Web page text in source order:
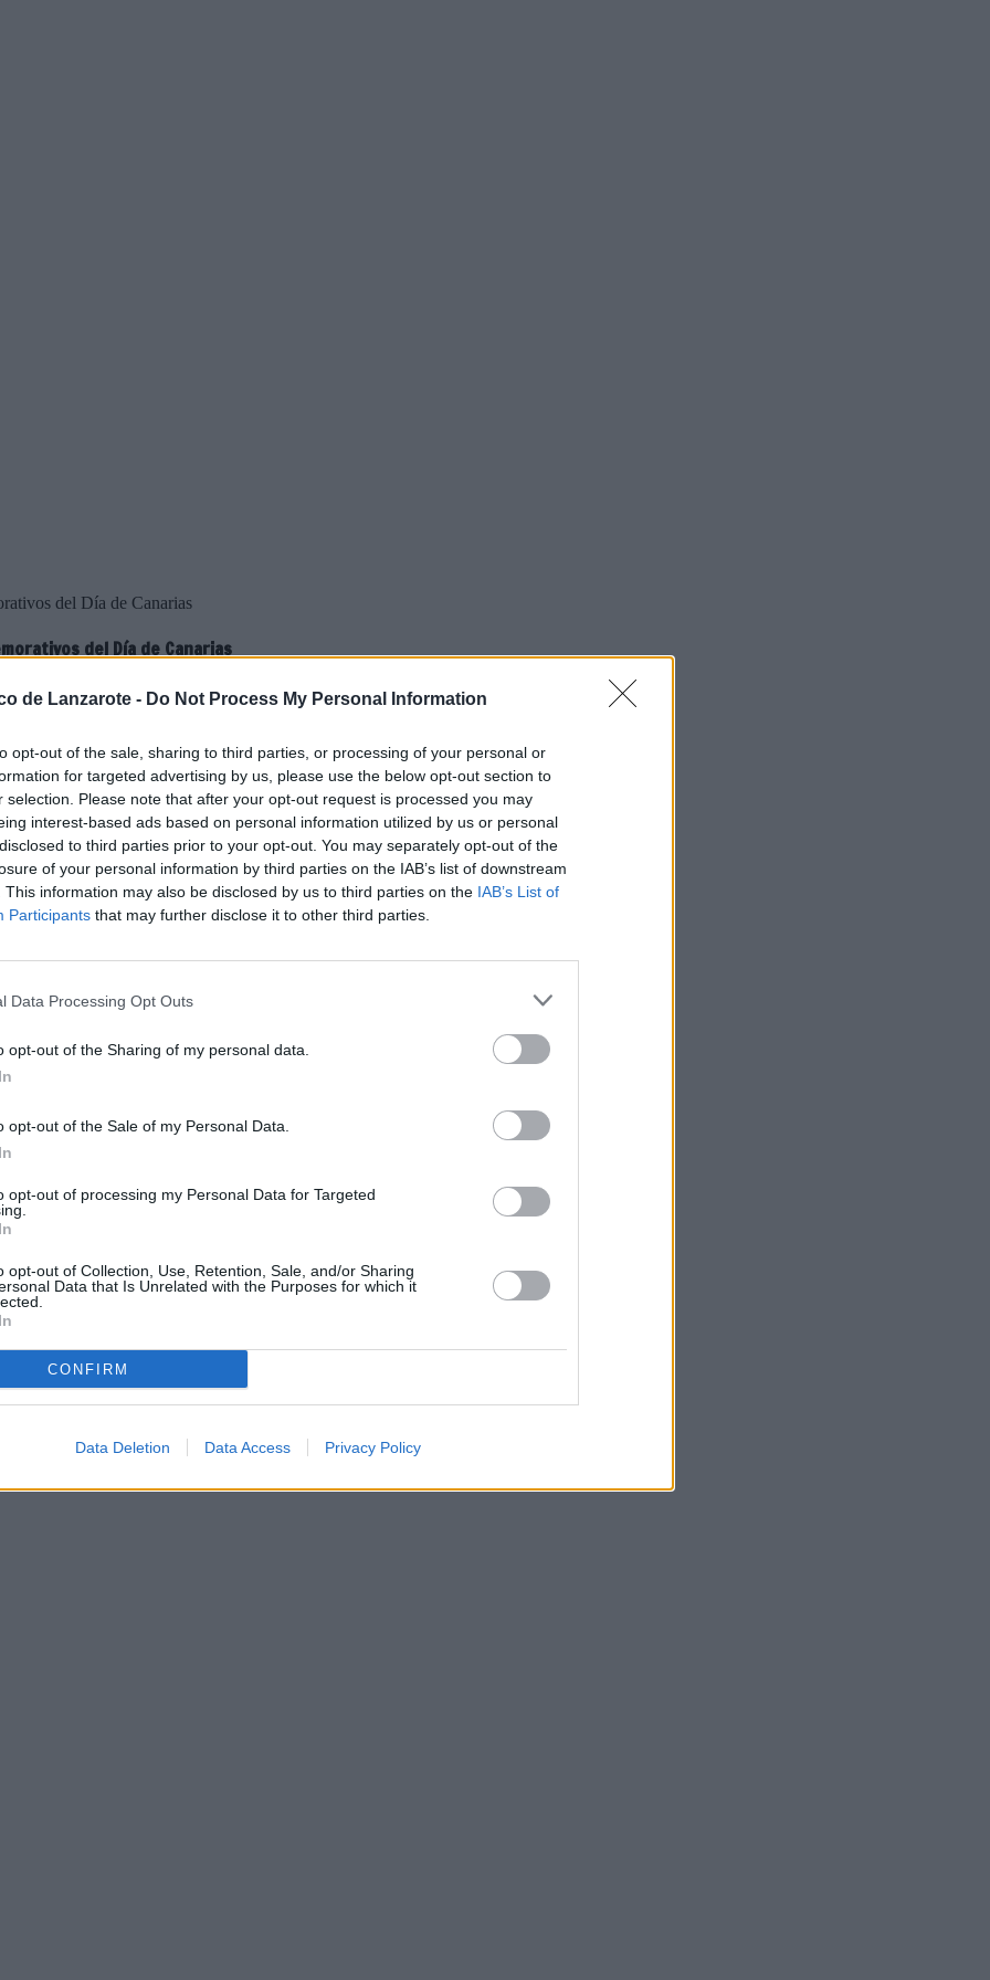
de Lanzarote - Do Not Process My Personal Information
opt-out of the sale, sharing to third parties, or processing of your personal or
for targeted advertising by us, please use the below opt-out section to
selection. Please note that after your opt-out request is processed you may
interest-based ads based on personal information utilized by us or personal
to third parties prior to your opt-out. You may separately opt-out of the
of your personal information by third parties on the IAB’s list of downstream
This information may also be disclosed by us to third parties on the IAB’s List of
Participants that may further disclose it to other third parties.
Data Processing Opt Outs
opt-out of the Sharing of my personal data.
opt-out of the Sale of my Personal Data.
opt-out of processing my Personal Data for Targeted
opt-out of Collection, Use, Retention, Sale, and/or Sharing
Data that Is Unrelated with the Purposes for which it
CONFIRM
Data Deletion Data Access Privacy Policy
del Día de Canarias
del Día de Canarias
decidido posponer los
27 de mayo
conmemorativos del Día de
La decisión ha llegado tras
personas que han fallecido en
que une a todos los canarios.
seguir vigente entre todos
de la desescalada y los días
eso sí vivo cada 30
del 6 de junio, fecha en la
la corporación muestran sus